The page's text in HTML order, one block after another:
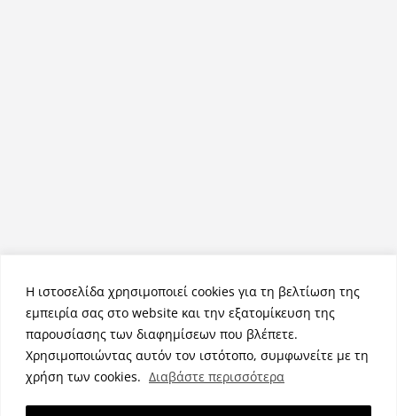
Η ιστοσελίδα χρησιμοποιεί cookies για τη βελτίωση της
εμπειρία σας στο website και την εξατομίκευση της
παρουσίασης των διαφημίσεων που βλέπετε.
Χρησιμοποιώντας αυτόν τον ιστότοπο, συμφωνείτε με τη
χρήση των cookies. Διαβάστε περισσότερα
Πνευματικά Δικαιώματα © 2026NemeaPress. Τα πνευματικά
δικαιώματα προστατεύονται.
Θέμα:ColorMagαπό ThemeGrill. Κατασκευασμένο με